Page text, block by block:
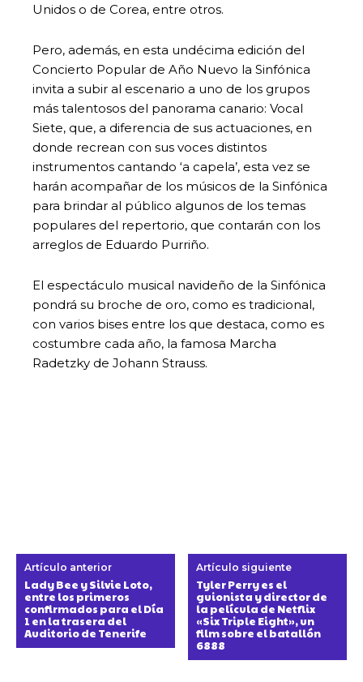
Unidos o de Corea, entre otros.
Pero, además, en esta undécima edición del
Concierto Popular de Año Nuevo la Sinfónica
invita a subir al escenario a uno de los grupos
más talentosos del panorama canario: Vocal
Siete, que, a diferencia de sus actuaciones, en
donde recrean con sus voces distintos
instrumentos cantando ‘a capela’, esta vez se
harán acompañar de los músicos de la Sinfónica
para brindar al público algunos de los temas
populares del repertorio, que contarán con los
arreglos de Eduardo Purriño.
El espectáculo musical navideño de la Sinfónica
pondrá su broche de oro, como es tradicional,
con varios bises entre los que destaca, como es
costumbre cada año, la famosa Marcha
Radetzky de Johann Strauss.
Artículo anterior
Lady Bee y Silvie Loto,
entre los primeros
confirmados para el Día
1 en la trasera del
Auditorio de Tenerife
Artículo siguiente
Tyler Perry es el
guionista y director de
la película de Netflix
«Six Triple Eight», un
film sobre el batallón
6888